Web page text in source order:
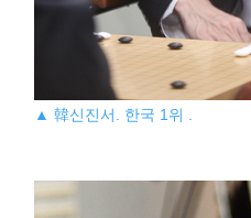
▲ 韓신진서. 한국 1위 .